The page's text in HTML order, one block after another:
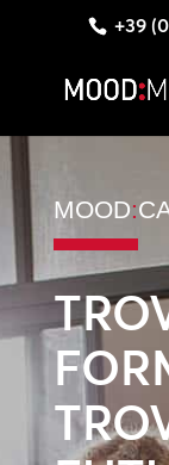
+39
MOOD: